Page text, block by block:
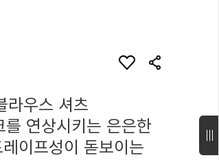
라우스 셔츠
연상시키는 은은한
이프성이 돋보이는